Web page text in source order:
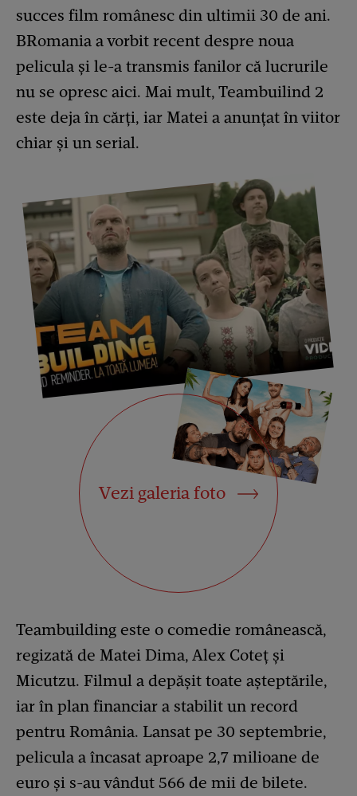
succes film românesc din ultimii 30 de ani.
BRomania a vorbit recent despre noua
pelicula și le-a transmis fanilor că lucrurile
nu se opresc aici. Mai mult, Teambuilind 2
este deja în cărți, iar Matei a anunțat în viitor
chiar și un serial.
Vezi galeria foto
Teambuilding este o comedie românească,
regizată de Matei Dima, Alex Coteț și
Micutzu. Filmul a depășit toate așteptările,
iar în plan financiar a stabilit un record
pentru România. Lansat pe 30 septembrie,
pelicula a încasat aproape 2,7 milioane de
euro și s-au vândut 566 de mii de bilete.